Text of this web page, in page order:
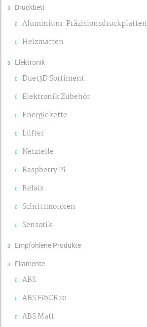
Druckbett
Aluminium-Präzisionsdruckplatten
Heizmatten
Elektronik
Duet3D Sortiment
Elektronik Zubehör
Energiekette
Lüfter
Netzteile
Raspberry Pi
Relais
Schrittmotoren
Sensorik
Empfohlene Produkte
Filamente
ABS
ABS FibCR20
ABS Matt